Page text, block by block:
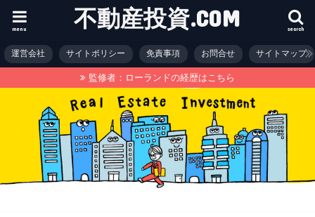
不動産投資.COM search
menu
運営会社 サイトポリシー 免責事項 お問合せ サイトマップ
監修者：ローランドの経歴はこちら